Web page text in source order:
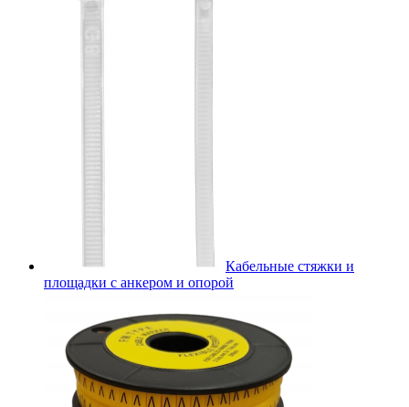
Кабельные стяжки и
площадки с анкером и опорой